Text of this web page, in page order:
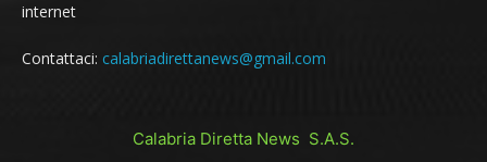
internet
Contattaci: calabriadirettanews@gmail.com
Calabria Diretta News S.A.S.